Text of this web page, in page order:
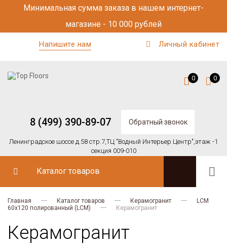
Минимальная сумма заказа в нашем интернет-
магазине - 10 000 рублей
Напишите нам Личный кабинет
8 (499) 390-89-07 Обратный звонок
Ленинградское шоссе д.58 стр.7,ТЦ "Водный Интерьер Центр",этаж -1
секция 009-010
0 0
Каталог товаров
Главная Каталог товаров Керамогранит
LCM
60х120 полированный (LCM)
Керамогранит
Керамогранит